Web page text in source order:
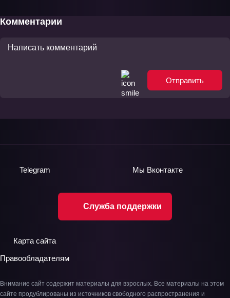
Комментарии
Отправить
Служба поддержки
Telegram Мы Вконтакте
Карта сайта
Правообладателям
Внимание сайт содержит материалы для взрослых. Все материалы на этом
сайте продублированы из источников свободного распространения и